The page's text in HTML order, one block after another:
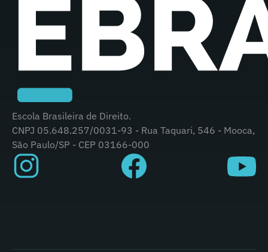
Escola Brasileira de Direito.
CNPJ 05.648.257/0031-93 - Rua Taquari, 546 - Mooca,
São Paulo/SP - CEP 03166-000